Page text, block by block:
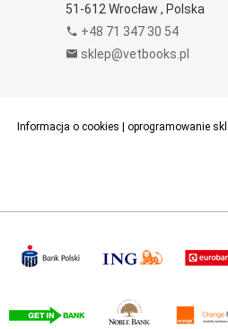
51-612 Wrocław , Polska
+48 71 347 30 54
sklep@vetbooks.pl
Informacja o cookies | oprogramowanie